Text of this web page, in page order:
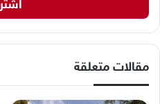
ك
ا
إمقالات متعلقة